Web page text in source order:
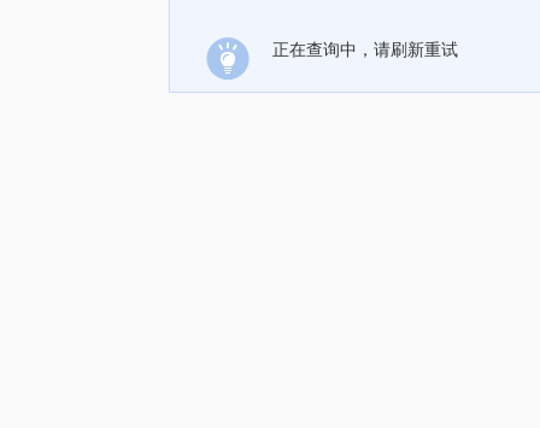
正在查询中，请刷新重试